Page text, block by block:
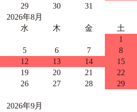
29 30
31
2026年8月
水 木 金
土
1
5 6 7
8
12 13 14
15
19 20 21
22
26 27 28
29
2026年9月